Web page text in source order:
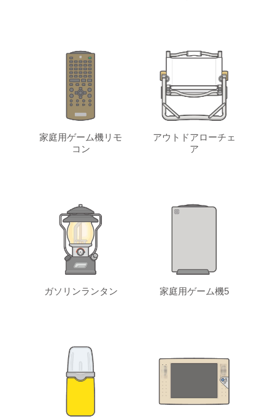
家庭用ゲーム機リモ
コン
アウトドアローチェ
ア
ガソリンランタン 家庭用ゲーム機5